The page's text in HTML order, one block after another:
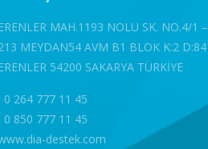
MAH.1193 NOLU SK. NO.4/1 –
MEYDAN54 AVM B1 BLOK K:2 D:84
54200 SAKARYA TÜRKİYE
0 264 777 11 45
0 850 777 11 45
destek.com